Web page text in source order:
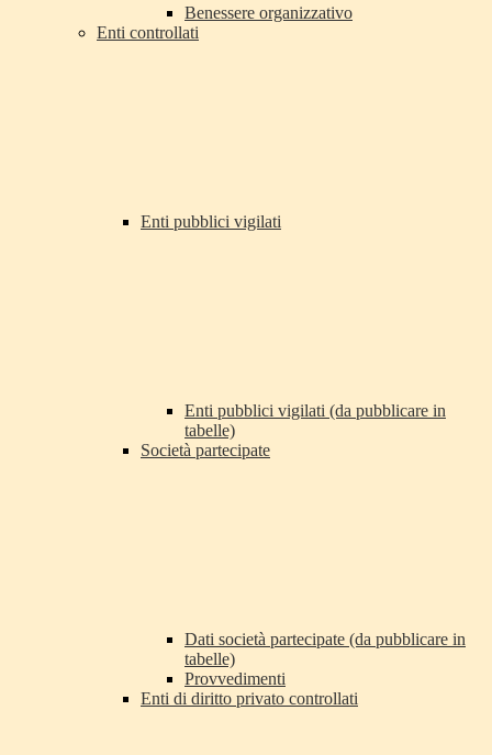
Benessere organizzativo
Enti controllati
Enti pubblici vigilati
Enti pubblici vigilati (da pubblicare in
tabelle)
Società partecipate
Dati società partecipate (da pubblicare in
tabelle)
Provvedimenti
Enti di diritto privato controllati